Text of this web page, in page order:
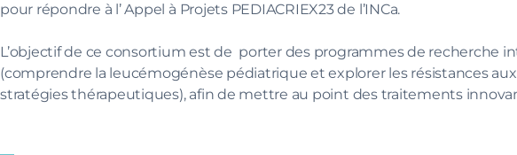
pour répondre à l’ Appel à Projets PEDIACRIEX23 de l’INCa.
L’objectif de ce consortium est de porter des programmes de recherche
(comprendre la leucémogénèse pédiatrique et explorer les résistances
stratégies thérapeutiques), afin de mettre au point des traitements